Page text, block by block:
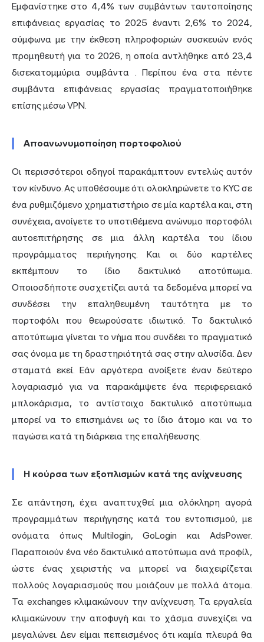
Εμφανίστηκε στο 4,4% των συμβάντων ταυτοποίησης
επιφάνειας εργασίας το 2025 έναντι 2,6% το 2024,
σύμφωνα με την έκθεση πληροφοριών συσκευών ενός
προμηθευτή για το 2026, η οποία αντλήθηκε από 23,4
δισεκατομμύρια συμβάντα. Περίπου ένα στα πέντε
συμβάντα επιφάνειας εργασίας πραγματοποιήθηκε
επίσης μέσω VPN.
Αποανωνυμοποίηση πορτοφολιού
Οι περισσότεροι οδηγοί παρακάμπτουν εντελώς αυτόν
τον κίνδυνο. Ας υποθέσουμε ότι ολοκληρώνετε το KYC σε
ένα ρυθμιζόμενο χρηματιστήριο σε μία καρτέλα και, στη
συνέχεια, ανοίγετε το υποτιθέμενα ανώνυμο πορτοφόλι
αυτοεπιτήρησης σε μια άλλη καρτέλα του ίδιου
προγράμματος περιήγησης. Και οι δύο καρτέλες
εκπέμπουν το ίδιο δακτυλικό αποτύπωμα.
Οποιοσδήποτε συσχετίζει αυτά τα δεδομένα μπορεί να
συνδέσει την επαληθευμένη ταυτότητα με το
πορτοφόλι που θεωρούσατε ιδιωτικό. Το δακτυλικό
αποτύπωμα γίνεται το νήμα που συνδέει το πραγματικό
σας όνομα με τη δραστηριότητά σας στην αλυσίδα. Δεν
σταματά εκεί. Εάν αργότερα ανοίξετε έναν δεύτερο
λογαριασμό για να παρακάμψετε ένα περιφερειακό
μπλοκάρισμα, το αντίστοιχο δακτυλικό αποτύπωμα
μπορεί να το επισημάνει ως το ίδιο άτομο και να το
παγώσει κατά τη διάρκεια της επαλήθευσης.
Η κούρσα των εξοπλισμών κατά της ανίχνευσης
Σε απάντηση, έχει αναπτυχθεί μια ολόκληρη αγορά
προγραμμάτων περιήγησης κατά του εντοπισμού, με
ονόματα όπως Multilogin, GoLogin και AdsPower.
Παραποιούν ένα νέο δακτυλικό αποτύπωμα ανά προφίλ,
ώστε ένας χειριστής να μπορεί να διαχειρίζεται
πολλούς λογαριασμούς που μοιάζουν με πολλά άτομα.
Τα exchanges κλιμακώνουν την ανίχνευση. Τα εργαλεία
κλιμακώνουν την αποφυγή και το χάσμα συνεχίζει να
μεγαλώνει. Δεν είμαι πεπεισμένος ότι καμία πλευρά θα